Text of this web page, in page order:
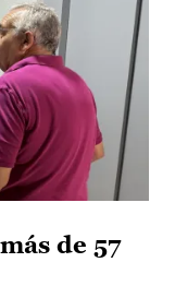
de 57